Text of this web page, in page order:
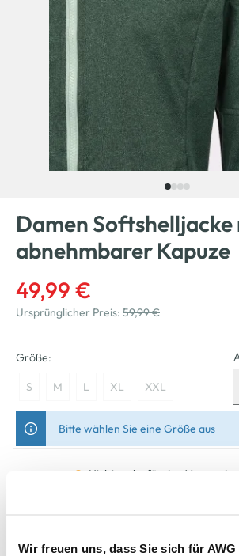
Wir freuen uns, dass Sie sich für AWG
Damen
abnehmbarer Kapuze
49,99 €
Ursprünglicher Preis: 59,99 €
Größe:
S M L XL XXL
Bitte wählen Sie eine Größe aus
Nicht mehr für den Versand